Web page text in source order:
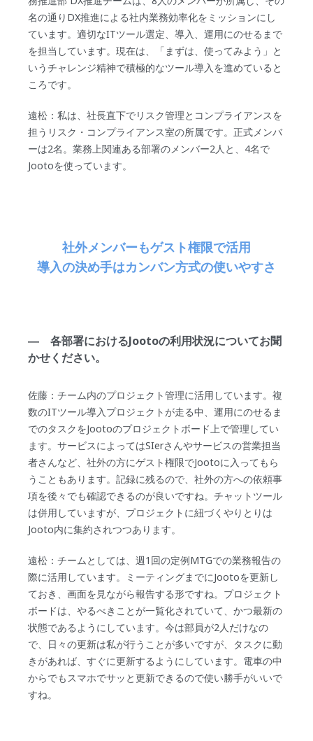
名の通りDX推進による社内業務効率化をミッションにし
ています。適切なITツール選定、導入、運用にのせるまで
を担当しています。現在は、「まずは、使ってみよう」と
いうチャレンジ精神で積極的なツール導入を進めていると
ころです。
遠松：私は、社長直下でリスク管理とコンプライアンスを
担うリスク・コンプライアンス室の所属です。正式メンバ
ーは2名。業務上関連ある部署のメンバー2人と、4名で
Jootoを使っています。
社外メンバーもゲスト権限で活用
導入の決め手はカンバン方式の使いやすさ
― 各部署におけるJootoの利用状況についてお聞
かせください。
佐藤：チーム内のプロジェクト管理に活用しています。複
数のITツール導入プロジェクトが走る中、運用にのせるま
でのタスクをJootoのプロジェクトボード上で管理してい
ます。サービスによってはSIerさんやサービスの営業担当
者さんなど、社外の方にゲスト権限でJootoに入ってもら
うこともあります。記録に残るので、社外の方への依頼事
項を後々でも確認できるのが良いですね。チャットツール
は併用していますが、プロジェクトに紐づくやりとりは
Jooto内に集約されつつあります。
遠松：チームとしては、週1回の定例MTGでの業務報告の
際に活用しています。ミーティングまでにJootoを更新し
ておき、画面を見ながら報告する形ですね。プロジェクト
ボードは、やるべきことが一覧化されていて、かつ最新の
状態であるようにしています。今は部員が2人だけなの
で、日々の更新は私が行うことが多いですが、タスクに動
きがあれば、すぐに更新するようにしています。電車の中
からでもスマホでサッと更新できるので使い勝手がいいで
すね。